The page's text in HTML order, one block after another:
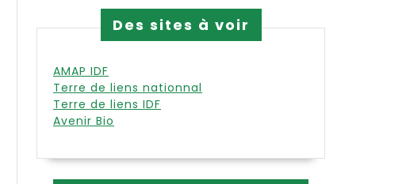
Des sites à voir
AMAP IDF
Terre de liens nationnal
Terre de liens IDF
Avenir Bio